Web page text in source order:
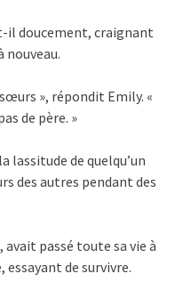
il doucement, craignant
nouveau.
», répondit Emily. «
de père. »
lassitude de quelqu’un
des autres pendant des
passé toute sa vie à
essayant de survivre.